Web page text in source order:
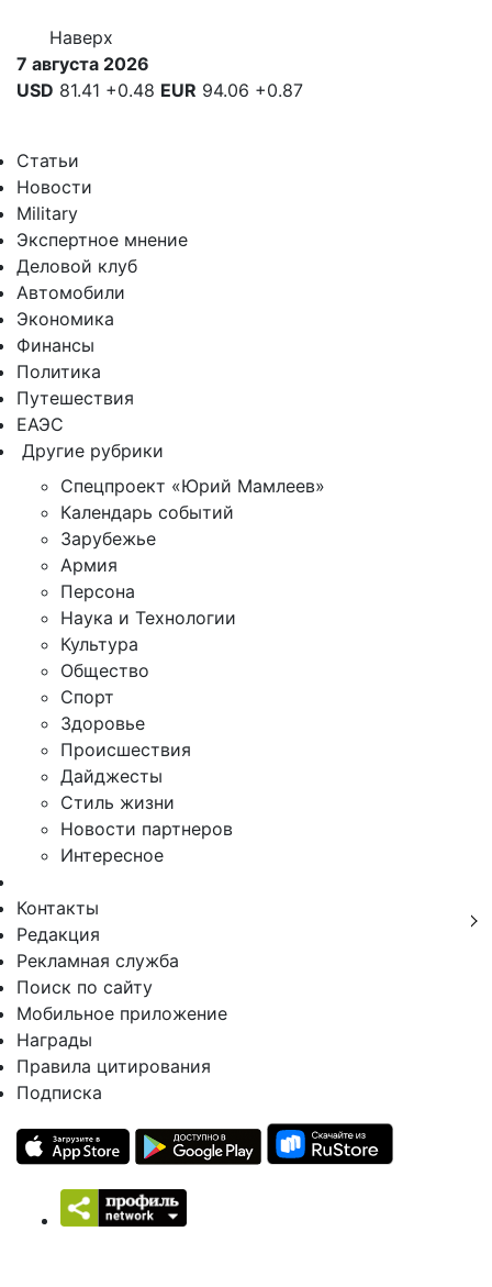
Наверх
7 августа 2026
USD 81.41 +0.48 EUR 94.06 +0.87
Статьи
Новости
Military
Экспертное мнение
Деловой клуб
Автомобили
Экономика
Финансы
Политика
Путешествия
ЕАЭС
Другие рубрики
Спецпроект «Юрий Мамлеев»
Календарь событий
Зарубежье
Армия
Персона
Наука и Технологии
Культура
Общество
Спорт
Здоровье
Происшествия
Дайджесты
Стиль жизни
Новости партнеров
Интересное
Контакты
Редакция
Рекламная служба
Поиск по сайту
Мобильное приложение
Награды
Правила цитирования
Подписка